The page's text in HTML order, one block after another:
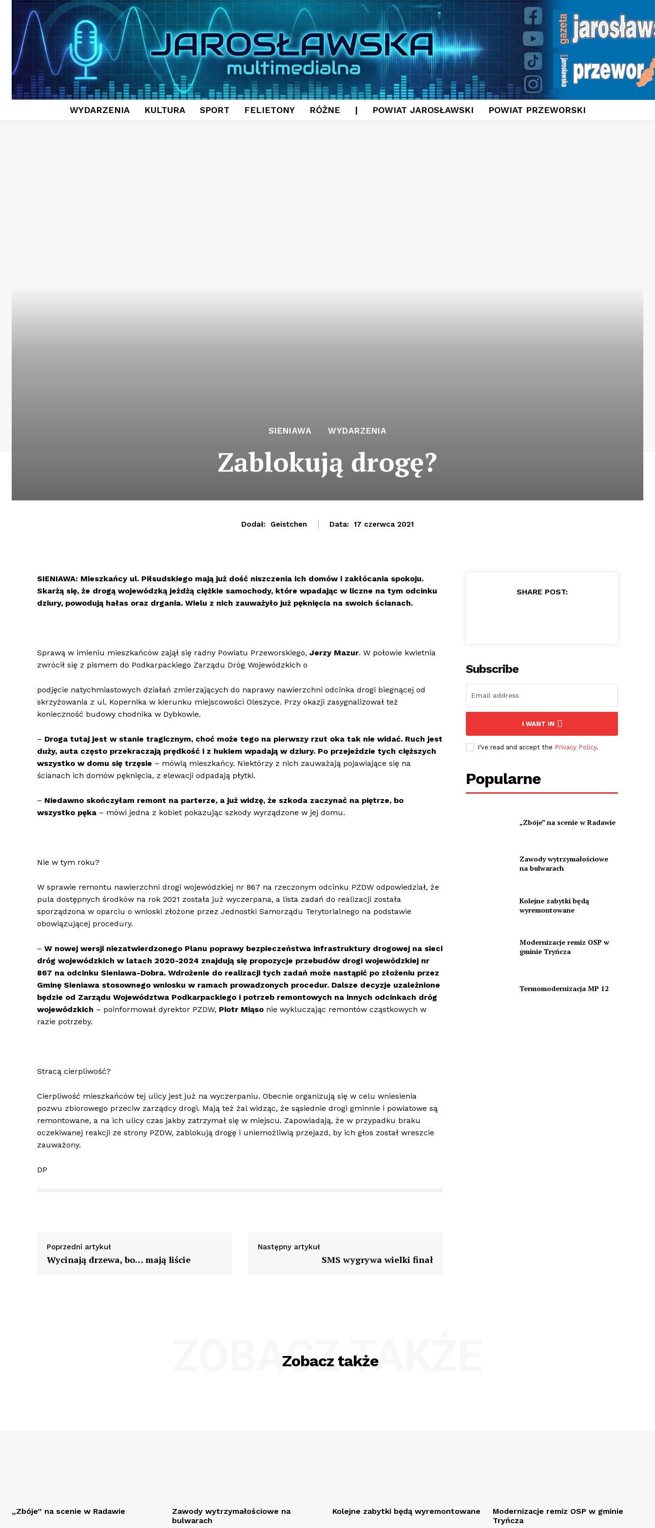
WYDARZENIA KULTURA SPORT FELIETONY RÓŻNE | POWIAT JAROSŁAWSKI POWIAT PRZEWORSKI
SIENIAWA WYDARZENIA
Zablokują drogę?
Dodał: Geistchen Data: 17 czerwca 2021
SIENIAWA: Mieszkańcy ul. Piłsudskiego mają już dość niszczenia ich domów i zakłócania spokoju.
Skarżą się, że drogą wojewódzką jeżdżą ciężkie samochody, które wpadając w liczne na tym odcinku
dziury, powodują hałas oraz drgania. Wielu z nich zauważyło już pęknięcia na swoich ścianach.
Sprawą w imieniu mieszkańców zajął się radny Powiatu Przeworskiego, Jerzy Mazur. W połowie kwietnia
zwrócił się z pismem do Podkarpackiego Zarządu Dróg Wojewódzkich o
podjęcie natychmiastowych działań zmierzających do naprawy nawierzchni odcinka drogi biegnącej od
skrzyżowania z ul. Kopernika w kierunku miejscowości Oleszyce. Przy okazji zasygnalizował też
konieczność budowy chodnika w Dybkowie.
– Droga tutaj jest w stanie tragicznym, choć może tego na pierwszy rzut oka tak nie widać. Ruch jest
duży, auta często przekraczają prędkość i z hukiem wpadają w dziury. Po przejeździe tych cięższych
wszystko w domu się trzęsie – mówią mieszkańcy. Niektórzy z nich zauważają pojawiające się na
ścianach ich domów pęknięcia, z elewacji odpadają płytki.
– Niedawno skończyłam remont na parterze, a już widzę, że szkoda zaczynać na piętrze, bo
wszystko pęka – mówi jedna z kobiet pokazując szkody wyrządzone w jej domu.
Nie w tym roku?
W sprawie remontu nawierzchni drogi wojewódzkiej nr 867 na rzeczonym odcinku PZDW odpowiedział, że
pula dostępnych środków na rok 2021 została już wyczerpana, a lista zadań do realizacji została
sporządzona w oparciu o wnioski złożone przez Jednostki Samorządu Terytorialnego na podstawie
obowiązującej procedury.
– W nowej wersji niezatwierdzonego Planu poprawy bezpieczeństwa infrastruktury drogowej na sieci
dróg wojewódzkich w latach 2020-2024 znajdują się propozycje przebudów drogi wojewódzkiej nr
867 na odcinku Sieniawa-Dobra. Wdrożenie do realizacji tych zadań może nastąpić po złożeniu przez
Gminę Sieniawa stosownego wniosku w ramach prowadzonych procedur. Dalsze decyzje uzależnione
będzie od Zarządu Województwa Podkarpackiego i potrzeb remontowych na innych odcinkach dróg
wojewódzkich – poinformował dyrektor PZDW, Piotr Miąso nie wykluczając remontów cząstkowych w
razie potrzeby.
Stracą cierpliwość?
Cierpliwość mieszkańców tej ulicy jest już na wyczerpaniu. Obecnie organizują się w celu wniesienia
pozwu zbiorowego przeciw zarządcy drogi. Mają też żal widząc, że sąsiednie drogi gminnie i powiatowe są
remontowane, a na ich ulicy czas jakby zatrzymał się w miejscu. Zapowiadają, że w przypadku braku
oczekiwanej reakcji ze strony PZDW, zablokują drogę i uniemożliwią przejazd, by ich głos został wreszcie
zauważony.
DP
Poprzedni artykuł
Wycinają drzewa, bo… mają liście
Następny artykuł
SMS wygrywa wielki finał
SHARE POST:
Subscribe
I WANT IN
I've read and accept the Privacy Policy.
Popularne
„Zbóje” na scenie w Radawie
Zawody wytrzymałościowe
na bulwarach
Kolejne zabytki będą
wyremontowane
Modernizacje remiz OSP w
gminie Tryńcza
Termomodernizacja MP 12
Zobacz także
ZOBACZ TAKŻE
„Zbóje” na scenie w Radawie
Zawody wytrzymałościowe na
bulwarach
Kolejne zabytki będą wyremontowane
Modernizacje remiz OSP w gminie
Tryńcza